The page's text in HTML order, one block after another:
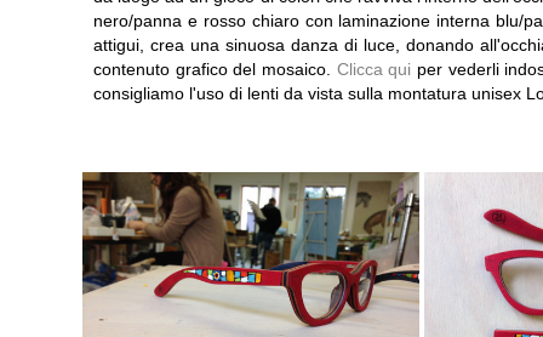
nero/panna e rosso chiaro con laminazione interna blu/
attigui, crea una sinuosa danza di luce, donando
contenuto grafico del mosaico. Clicca qui per vederli
consigliamo l'uso di lenti da vista sulla montatura unisex